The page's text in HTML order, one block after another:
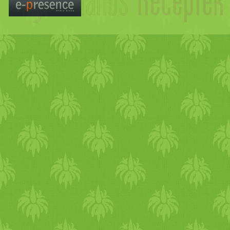
vagy a tepsiben egy kanállal,
vagy pohár segítségével. 180
fokra előmelegített sütőben
süsd készre. (kb. 15 perc)
Vegyszermentes (bio)
alapanyagokat használj! Jó
étvágyat kívánok hozzá:)
szeetettel Kati